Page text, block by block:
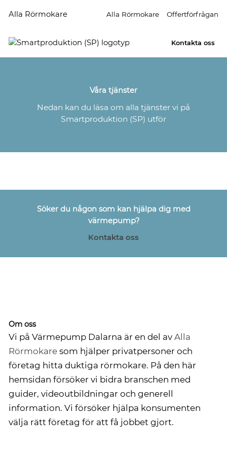
Alla Rörmokare Alla Rörmokare Offertförfrågan
Kontakta oss
Våra tjänster
Nedan kan du läsa om alla tjänster vi på
Smartproduktion (SP) utför
Söker du någon som kan hjälpa dig med
värmepump?
Kontakta oss
Om oss
Vi på Värmepump Dalarna är en del av Alla
Rörmokaresom hjälper privatpersoner och
företag hitta duktiga rörmokare. På den här
hemsidan försöker vi bidra branschen med
guider, videoutbildningar och generell
information. Vi försöker hjälpa konsumenten
välja rätt företag för att få jobbet gjort.